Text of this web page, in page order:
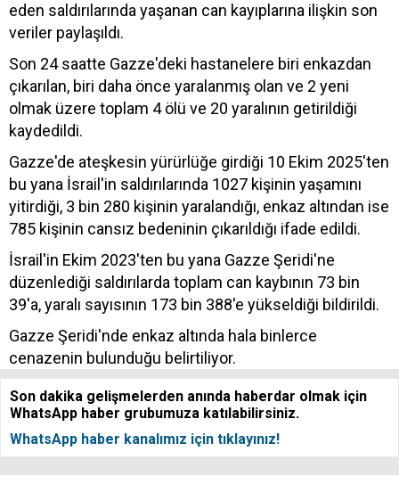
eden saldırılarında yaşanan can kayıplarına ilişkin son
veriler paylaşıldı.
Son 24 saatte Gazze'deki hastanelere biri enkazdan
çıkarılan, biri daha önce yaralanmış olan ve 2 yeni
olmak üzere toplam 4 ölü ve 20 yaralının getirildiği
kaydedildi.
Gazze'de ateşkesin yürürlüğe girdiği 10 Ekim 2025'ten
bu yana İsrail'in saldırılarında 1027 kişinin yaşamını
yitirdiği, 3 bin 280 kişinin yaralandığı, enkaz altından ise
785 kişinin cansız bedeninin çıkarıldığı ifade edildi.
İsrail'in Ekim 2023'ten bu yana Gazze Şeridi'ne
düzenlediği saldırılarda toplam can kaybının 73 bin
39'a, yaralı sayısının 173 bin 388'e yükseldiği bildirildi.
Gazze Şeridi'nde enkaz altında hala binlerce
cenazenin bulunduğu belirtiliyor.
Son dakika gelişmelerden anında haberdar olmak için
WhatsApp haber grubumuza katılabilirsiniz.
WhatsApp haber kanalımız için tıklayınız!